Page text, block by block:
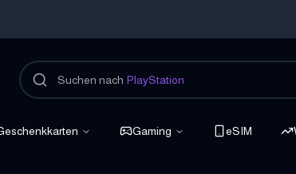
Suchen nach PlayStation
Gaming eSIM